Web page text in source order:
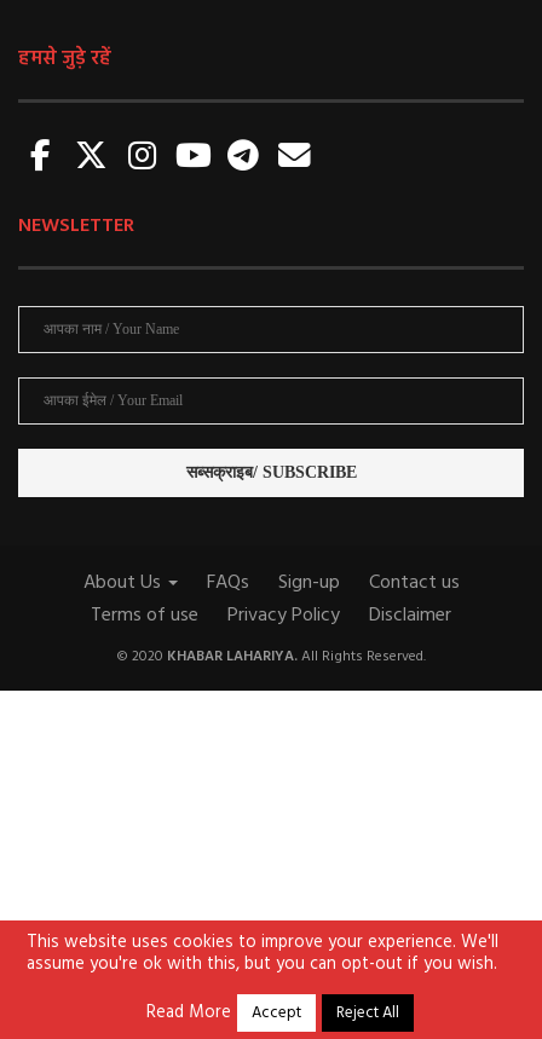
हमसे जुड़े रहें
NEWSLETTER
About Us FAQs Sign-up
Contact us
Terms of use
Privacy Policy Disclaimer
© 2020 KHABAR LAHARIYA.All Rights Reserved.
This website uses cookies to improve your experience. We'll
assume you're ok with this, but you can opt-out if you wish.
Read More
Accept Reject All